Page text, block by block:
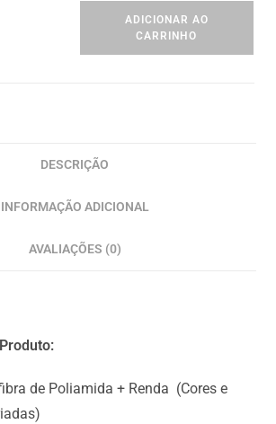
ADICIONAR AO
CARRINHO
DESCRIÇÃO
INFORMAÇÃO ADICIONAL
AVALIAÇÕES (0)
de Poliamida + Renda (Cores e